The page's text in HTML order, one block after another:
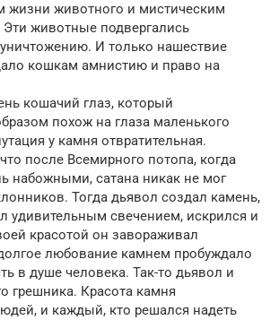
жизни животного и мистическим
Эти животные подвергались
И только нашествие
кошкам амнистию и право на
кошачий глаз, который
похож на глаза маленького
у камня отвратительная.
после Всемирного потопа, когда
набожными, сатана никак не мог
Тогда дьявол создал камень,
удивительным свечением, искрился и
красотой он завораживал
любование камнем пробуждало
в душе человека. Так-то дьявол и
грешника. Красота камня
и каждый, кто решался надеть